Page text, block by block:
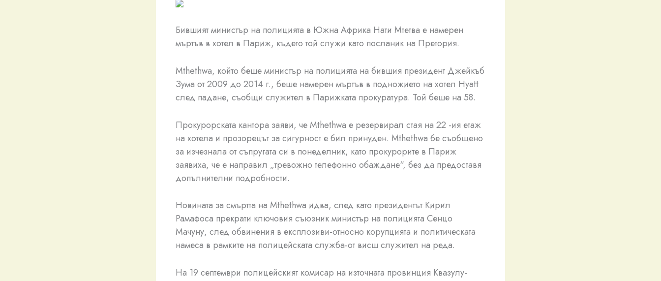
Бившият министър на полицията в Южна Африка Нати Мтетва е намерен
мъртъв в хотел в Париж, където той служи като посланик на Претория.
Mthethwa, който беше министър на полицията на бившия президент Джейкъб
Зума от 2009 до 2014 г., беше намерен мъртъв в подножието на хотел Hyatt
след падане, съобщи служител в Парижката прокуратура. Той беше на 58.
Прокурорската кантора заяви, че Mthethwa е резервирал стая на 22 -ия етаж
на хотела и прозорецът за сигурност е бил принуден. Mthethwa бе съобщено
за изчезнала от съпругата си в понеделник, като прокурорите в Париж
заявиха, че е направил „тревожно телефонно обаждане“, без да предоставя
допълнителни подробности.
Новината за смъртта на Mthethwa идва, след като президентът Кирил
Рамафоса прекрати ключовия съюзник министър на полицията Сенцо
Мачуну, след обвинения в експлозиви-относно корупцията и политическата
намеса в рамките на полицейската служба-от висш служител на реда.
На 19 септември полицейският комисар на източната провинция Квазулу-